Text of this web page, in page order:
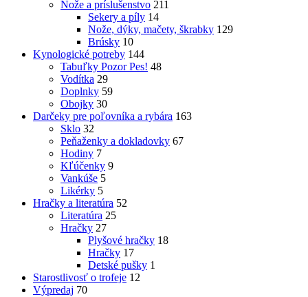
Nože a príslušenstvo 211
Sekery a píly 14
Nože, dýky, mačety, škrabky 129
Brúsky 10
Kynologické potreby 144
Tabuľky Pozor Pes! 48
Vodítka 29
Doplnky 59
Obojky 30
Darčeky pre poľovníka a rybára 163
Sklo 32
Peňaženky a dokladovky 67
Hodiny 7
Kľúčenky 9
Vankúše 5
Likérky 5
Hračky a literatúra 52
Literatúra 25
Hračky 27
Plyšové hračky 18
Hračky 17
Detské pušky 1
Starostlivosť o trofeje 12
Výpredaj 70